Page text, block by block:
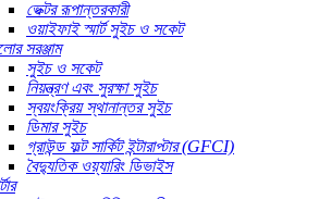
ভেক্টর রূপান্তরকারী
ওয়াইফাই স্মার্ট সুইচ ও সকেট
সরঞ্জাম
সুইচ ও সকেট
নিয়ন্ত্রণ এবং সুরক্ষা সুইচ
স্বয়ংক্রিয় স্থানান্তর সুইচ
ডিমার সুইচ
গ্রাউন্ড ফল্ট সার্কিট ইন্টারাপ্টার (GFCI)
বৈদ্যুতিক ওয়্যারিং ডিভাইস